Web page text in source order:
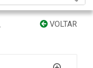
VOLTAR